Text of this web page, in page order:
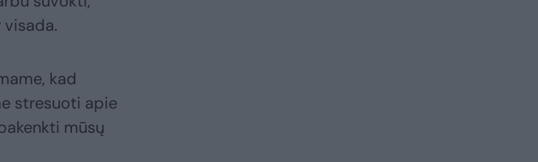
kad
stresuoti apie
mūsų